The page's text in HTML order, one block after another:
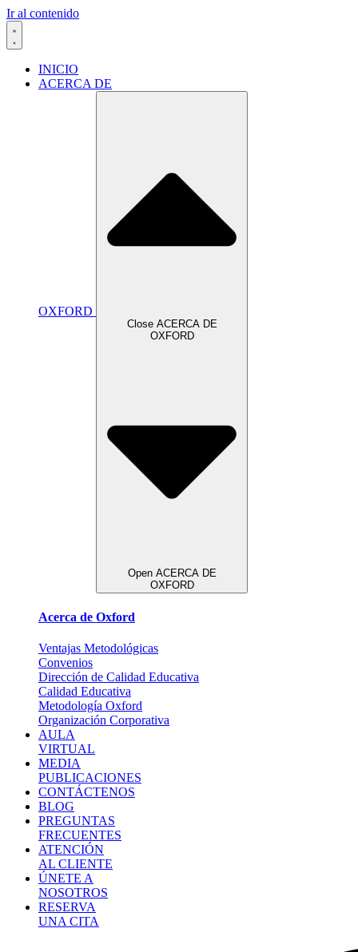
Ir al contenido
INICIO
ACERCA DE
OXFORD
Close ACERCA DE
OXFORD
Open ACERCA DE
OXFORD
Acerca de Oxford
Ventajas Metodológicas
Convenios
Dirección de Calidad Educativa
Calidad Educativa
Metodología Oxford
Organización Corporativa
AULA
VIRTUAL
MEDIA
PUBLICACIONES
CONTÁCTENOS
BLOG
PREGUNTAS
FRECUENTES
ATENCIÓN
AL CLIENTE
ÚNETE A
NOSOTROS
RESERVA
UNA CITA